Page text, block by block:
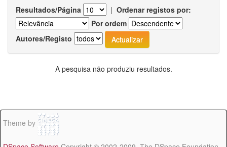
Resultados/Página | Ordenar registos por:
Por ordem
Autores/Registo
A pesquisa não produziu resultados.
Theme by